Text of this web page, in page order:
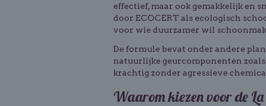
effectief, maar ook gemakkelijk en
door ECOCERT als ecologisch
voor wie duurzamer wil
De formule bevat onder andere
natuurlijke geurcomponenten
krachtig zonder agressieve
Waarom kiezen voor de